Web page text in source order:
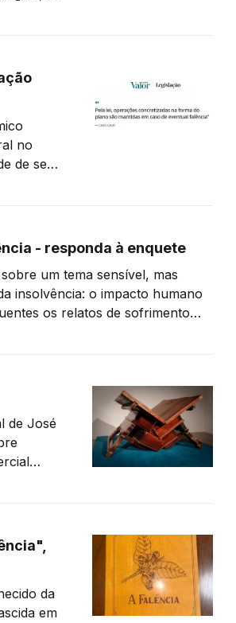
no
de se
2005.- responda à enquete
um tema sensível, mas
insolvência: o impacto humano
os relatos de sofrimento
de José
da
em